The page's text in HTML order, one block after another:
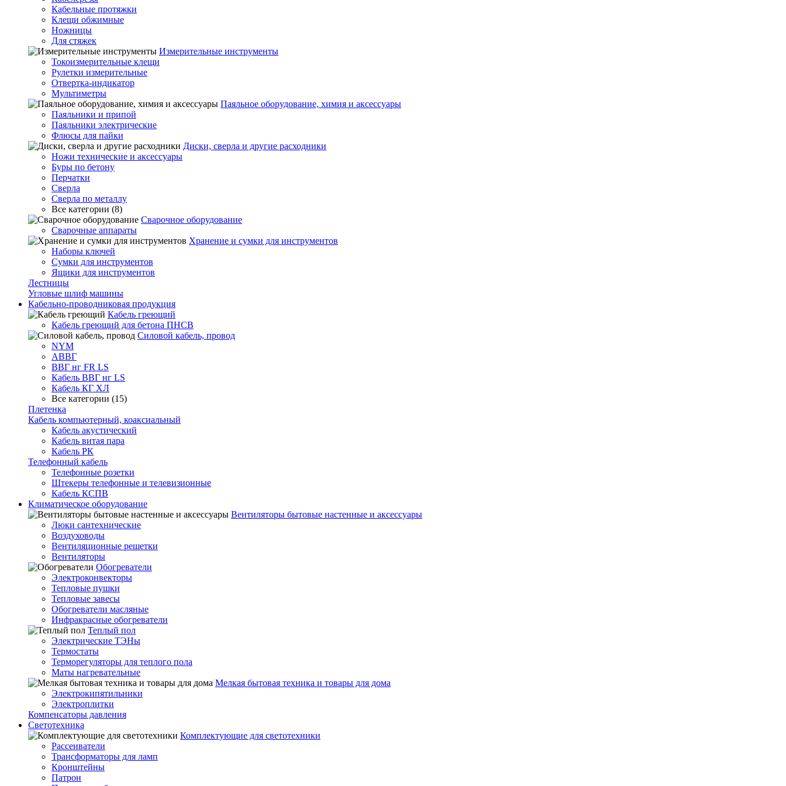
Кабельные протяжки
Клещи обжимные
Ножницы
Для стяжек
Измерительные инструменты
Токоизмерительные клещи
Рулетки измерительные
Отвертка-индикатор
Мультиметры
Паяльное оборудование, химия и аксессуары
Паяльники и припой
Паяльники электрические
Флюсы для пайки
Диски, сверла и другие расходники
Ножи технические и аксессуары
Буры по бетону
Перчатки
Сверла
Сверла по металлу
Все категории (8)
Сварочное оборудование
Сварочные аппараты
Хранение и сумки для инструментов
Наборы ключей
Сумки для инструментов
Ящики для инструментов
Лестницы
Угловые шлиф машины
Кабельно-проводниковая продукция
Кабель греющий
Кабель греющий для бетона ПНСВ
Силовой кабель, провод
NYM
АВВГ
ВВГ нг FR LS
Кабель ВВГ нг LS
Кабель КГ ХЛ
Все категории (15)
Плетенка
Кабель компьютерный, коаксиальный
Кабель акустический
Кабель витая пара
Кабель РК
Телефонный кабель
Телефонные розетки
Штекеры телефонные и телевизионные
Кабель КСПВ
Климатическое оборудование
Вентиляторы бытовые настенные и аксессуары
Люки сантехнические
Воздуховоды
Вентиляционные решетки
Вентиляторы
Обогреватели
Электроконвекторы
Тепловые пушки
Тепловые завесы
Обогреватели масляные
Инфракрасные обогреватели
Теплый пол
Электрические ТЭНы
Термостаты
Терморегуляторы для теплого пола
Маты нагревательные
Мелкая бытовая техника и товары для дома
Электрокипятильники
Электроплитки
Компенсаторы давления
Светотехника
Комплектующие для светотехники
Рассеиватели
Трансформаторы для ламп
Кронштейны
Патрон